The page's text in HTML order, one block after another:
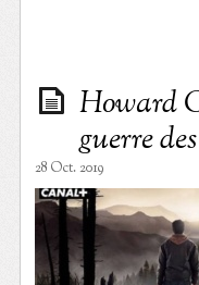
Howard
guerre
28 Oct. 2019